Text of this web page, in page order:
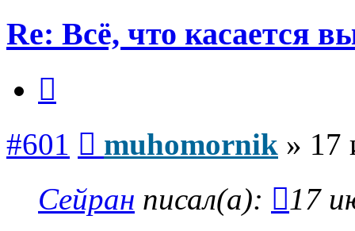
Re: Всё, что касается
#601 muhomornik » 17
Сейран писал(а):
17